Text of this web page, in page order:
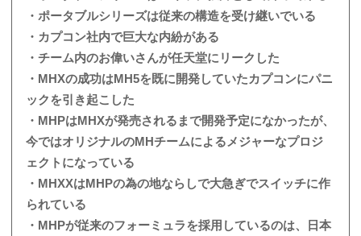
・ポータブルシリーズは従来の構造を受け継いでいる
・カプコン社内で巨大な内紛がある
・チーム内のお偉いさんが任天堂にリークした
・MHXの成功はMH5を既に開発していたカプコンにパニ
ックを引き起こした
・MHPはMHXが発売されるまで開発予定になかったが、
今ではオリジナルのMHチームによるメジャーなプロジ
ェクトになっている
・MHXXはMHPの為の地ならしで大急ぎでスイッチに作
られている
・MHPが従来のフォーミュラを採用しているのは、日本